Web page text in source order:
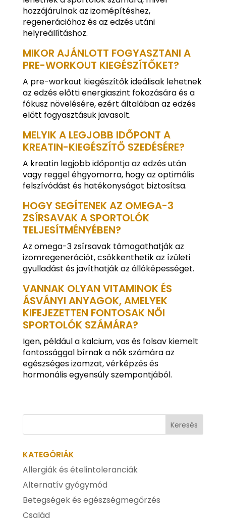
hozzájárulnak az izomépítéshez,
regenerációhoz és az edzés utáni
helyreállításhoz.
MIKOR AJÁNLOTT FOGYASZTANI A
PRE-WORKOUT KIEGÉSZÍTŐKET?
A pre-workout kiegészítők ideálisak lehetnek
az edzés előtti energiaszint fokozására és a
fókusz növelésére, ezért általában az edzés
előtt fogyasztásuk javasolt.
MELYIK A LEGJOBB IDŐPONT A
KREATIN-KIEGÉSZÍTŐ SZEDÉSÉRE?
A kreatin legjobb időpontja az edzés után
vagy reggel éhgyomorra, hogy az optimális
felszívódást és hatékonyságot biztosítsa.
HOGY SEGÍTENEK AZ OMEGA-3
ZSÍRSAVAK A SPORTOLÓK
TELJESÍTMÉNYÉBEN?
Az omega-3 zsírsavak támogathatják az
izomregenerációt, csökkenthetik az ízületi
gyulladást és javíthatják az állóképességet.
VANNAK OLYAN VITAMINOK ÉS
ÁSVÁNYI ANYAGOK, AMELYEK
KIFEJEZETTEN FONTOSAK NŐI
SPORTOLÓK SZÁMÁRA?
Igen, például a kalcium, vas és folsav kiemelt
fontossággal bírnak a nők számára az
egészséges izomzat, vérképzés és
hormonális egyensúly szempontjából.
KATEGÓRIÁK
Allergiák és ételintoleranciák
Alternatív gyógymód
Betegségek és egészségmegőrzés
Család